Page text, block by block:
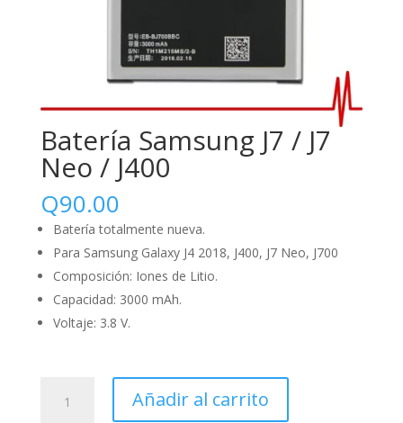
Batería Samsung J7 / J7
Neo / J400
Q90.00
Batería totalmente nueva.
Para Samsung Galaxy J4 2018, J400, J7 Neo, J700
Composición: Iones de Litio.
Capacidad: 3000 mAh.
Voltaje: 3.8 V.
Añadir al carrito